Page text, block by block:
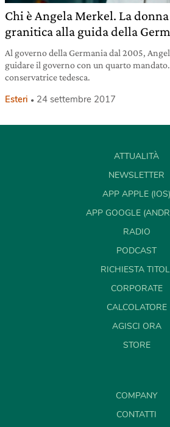
Chi è Angela Merkel. La
granitica alla guida della
Al governo della Germania dal 2005,
guidare il governo con un quarto
conservatrice tedesca.
Esteri 24 settembre 2017
ATTUALITÀ
NEWSLETTER
APP APPLE (IOS)
APP GOOGLE
RADIO
PODCAST
RICHIESTA
CORPORATE
CALCOLATORE
AGISCI ORA
STORE
COMPANY
CONTATTI